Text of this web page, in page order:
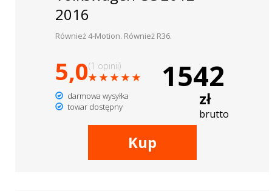
2016
Również 4-Motion. Również R36.
5,0(1 opinii)
darmowa wysyłka
towar dostępny
1542
zł
brutto
Kup